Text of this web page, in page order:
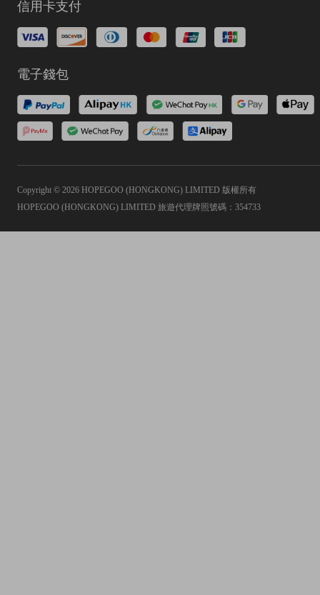
信用卡支付
電子錢包
Copyright © 2026 HOPEGOO (HONGKONG) LIMITED 版權所有
HOPEGOO (HONGKONG) LIMITED 旅遊代理牌照號碼：354733